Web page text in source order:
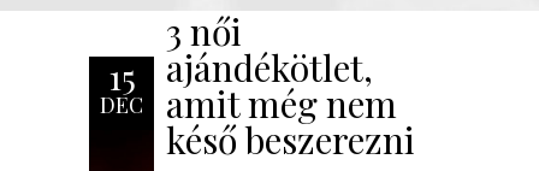
15
DEC
3 női
ajándékötlet,
amit még nem
késő beszerezni